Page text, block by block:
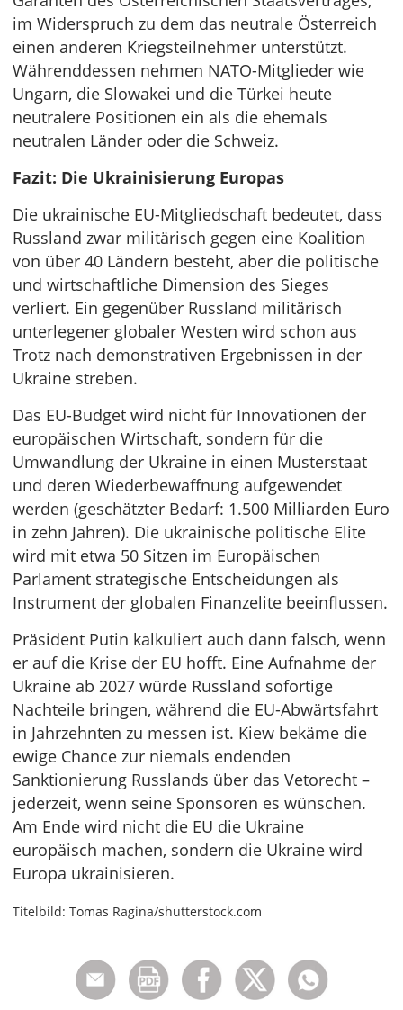
im Widerspruch zu dem das neutrale Österreich
einen anderen Kriegsteilnehmer unterstützt.
Währenddessen nehmen NATO-Mitglieder wie
Ungarn, die Slowakei und die Türkei heute
neutralere Positionen ein als die ehemals
neutralen Länder oder die Schweiz.
Fazit: Die Ukrainisierung Europas
Die ukrainische EU-Mitgliedschaft bedeutet, dass
Russland zwar militärisch gegen eine Koalition
von über 40 Ländern besteht, aber die politische
und wirtschaftliche Dimension des Sieges
verliert. Ein gegenüber Russland militärisch
unterlegener globaler Westen wird schon aus
Trotz nach demonstrativen Ergebnissen in der
Ukraine streben.
Das EU-Budget wird nicht für Innovationen der
europäischen Wirtschaft, sondern für die
Umwandlung der Ukraine in einen Musterstaat
und deren Wiederbewaffnung aufgewendet
werden (geschätzter Bedarf: 1.500 Milliarden Euro
in zehn Jahren). Die ukrainische politische Elite
wird mit etwa 50 Sitzen im Europäischen
Parlament strategische Entscheidungen als
Instrument der globalen Finanzelite beeinflussen.
Präsident Putin kalkuliert auch dann falsch, wenn
er auf die Krise der EU hofft. Eine Aufnahme der
Ukraine ab 2027 würde Russland sofortige
Nachteile bringen, während die EU-Abwärtsfahrt
in Jahrzehnten zu messen ist. Kiew bekäme die
ewige Chance zur niemals endenden
Sanktionierung Russlands über das Vetorecht –
jederzeit, wenn seine Sponsoren es wünschen.
Am Ende wird nicht die EU die Ukraine
europäisch machen, sondern die Ukraine wird
Europa ukrainisieren.
Titelbild: Tomas Ragina/shutterstock.com